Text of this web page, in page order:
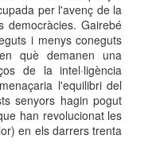
per l'avenç de la
democràcies. Gairebé
i menys coneguts
què demanen una
de la intel·ligència
l'equilibri del
senyors hagin pogut
han revolucionat les
en els darrers trenta